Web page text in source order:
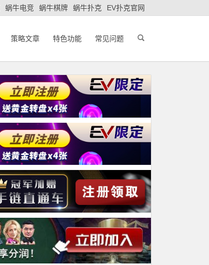
蜗牛电竞 蜗牛棋牌 蜗牛扑克 EV扑克官网
策略文章 特色功能 常见问题